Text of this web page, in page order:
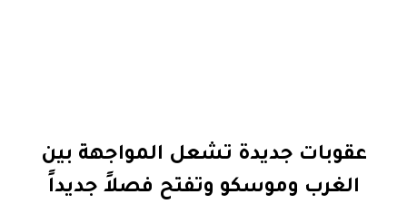
عقوبات جديدة تشعل المواجهة بين
الغرب وموسكو وتفتح فصلاً جديداً